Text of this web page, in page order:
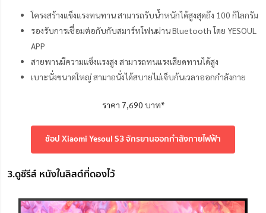
โครงสร้างแข็งแรงทนทาน สามารถรับน้ำหนักได้สูงสุดถึง 100 กิโลกรัม
รองรับการเชื่อมต่อกับกับสมาร์ทโฟนผ่าน Bluetooth โดย YESOUL
APP
สายพานมีความแข็งแรงสูง สามารถทนแรงเสียดทานได้สูง
เบาะนั่งขนาดใหญ่ สามาถนั่งได้สบายไม่เจ็บก้นเวลาออกกำลังกาย
ราคา 7,690 บาท*
ช้อป Xiaomi Yesoul S3 จักรยานออกกำลังกายไฟฟ้า
3.ดูซีรีส์ หนังในลิสต์ที่ดองไว้